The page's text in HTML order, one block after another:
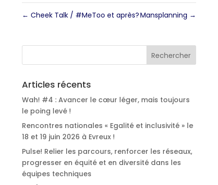
← Cheek Talk / #MeToo et après?Mansplanning →
Articles récents
Wah! #4 : Avancer le cœur léger, mais toujours
le poing levé !
Rencontres nationales « Egalité et inclusivité » le
18 et 19 juin 2026 à Evreux !
Pulse! Relier les parcours, renforcer les réseaux,
progresser en équité et en diversité dans les
équipes techniques